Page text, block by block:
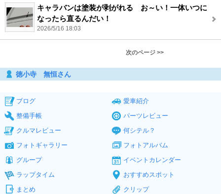
キャラバンは塗装が剥がれる お～い！一体いつに
なったら直るんだい！
2026/5/16 18:03
次のページ >>
徳小寺 無恒さん
ブログ
愛車紹介
整備手帳
パーツレビュー
クルマレビュー
何シテル？
フォトギャラリー
フォトアルバム
グループ
イベントカレンダー
ラップタイム
おすすめスポット
まとめ
クリップ